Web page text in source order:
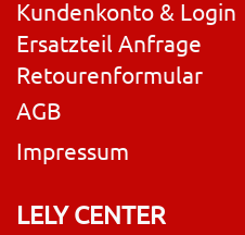
Kundenkonto & Login
Ersatzteil Anfrage
Retourenformular
AGB
Impressum
LELY CENTER